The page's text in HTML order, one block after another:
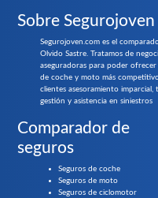
Sobre Segurojoven
Segurojoven.com es el
Olvido Sastre. Tratamos de
aseguradoras para poder
de coche y moto más
clientes asesoramiento
gestión y asistencia en siniestros
Comparador de
seguros
Seguros de coche
Seguros de moto
Seguros de ciclomotor